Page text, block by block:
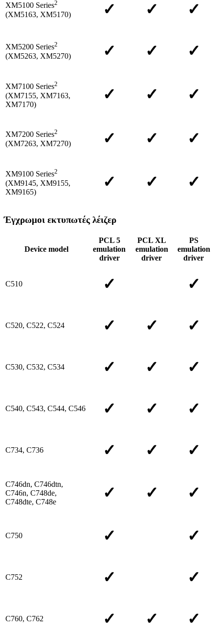
XM5100 Series2
(XM5163, XM5170) ✓ ✓ ✓
XM5200 Series2
(XM5263, XM5270) ✓ ✓ ✓
XM7100 Series2
(XM7155, XM7163,
XM7170)
✓ ✓ ✓
XM7200 Series2
(XM7263, XM7270) ✓ ✓ ✓
XM9100 Series2
(XM9145, XM9155,
XM9165)
✓ ✓ ✓
Έγχρωμοι εκτυπωτές λέιζερ
Device model
PCL 5
emulation
driver
PCL XL
emulation
driver
PS
emulation
driver
C510 ✓ ✓
C520, C522, C524 ✓ ✓ ✓
C530, C532, C534 ✓ ✓ ✓
C540, C543, C544, C546 ✓ ✓ ✓
C734, C736 ✓ ✓ ✓
C746dn, C746dtn,
C746n, C748de,
C748dte, C748e
✓ ✓ ✓
C750 ✓ ✓
C752 ✓ ✓
C760, C762 ✓ ✓ ✓